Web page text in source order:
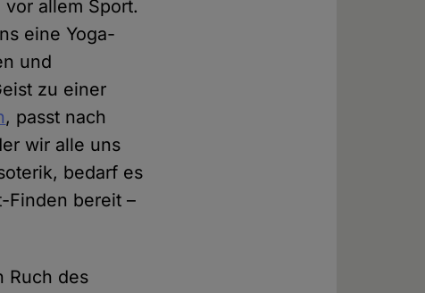
allem Sport.
eine Yoga-
und
zu einer
, passt nach
wir alle uns
bedarf es
Finden bereit –
Ruch des